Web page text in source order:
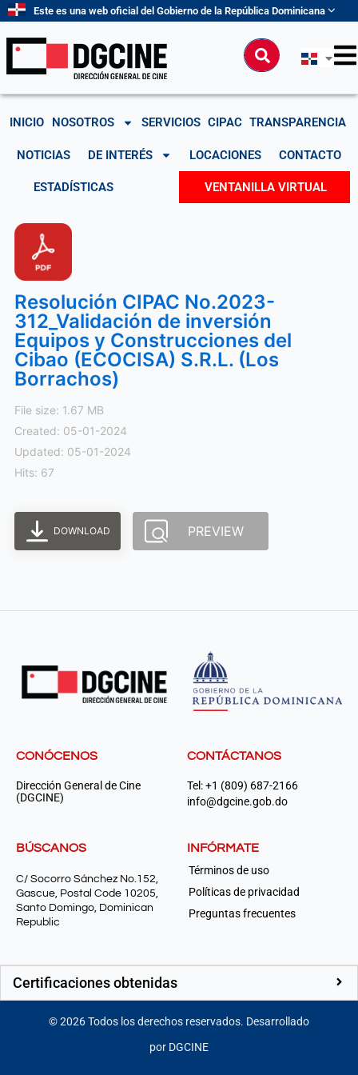
contenido
Este es una web oficial del Gobierno de la República Dominicana
Buscar
INICIO NOSOTROS SERVICIOS CIPAC TRANSPARENCIA
NOTICIAS DE INTERÉS LOCACIONES CONTACTO
ESTADÍSTICAS VENTANILLA VIRTUAL
Resolución CIPAC No.2023-
312_Validación de inversión
Equipos y Construcciones del
Cibao (ECOCISA) S.R.L. (Los
Borrachos)
File size: 1.67 MB
Created: 05-01-2024
Updated: 05-01-2024
Hits: 67
DOWNLOAD PREVIEW
CONÓCENOS
Dirección General de Cine
(DGCINE)
CONTÁCTANOS
Tel: +1 (809) 687-2166
info@dgcine.gob.do
BÚSCANOS
C/ Socorro Sánchez No.152,
Gascue, Postal Code 10205,
Santo Domingo, Dominican
Republic
INFÓRMATE
Términos de uso
Políticas de privacidad
Preguntas frecuentes
Certificaciones obtenidas
©2026Todos los derechos reservados. Desarrollado
por DGCINE